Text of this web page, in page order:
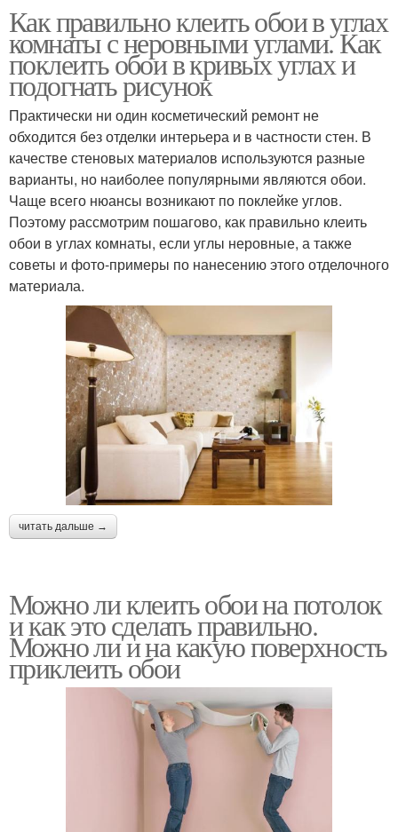
Как правильно клеить обои в углах
комнаты с неровными углами. Как
поклеить обои в кривых углах и
подогнать рисунок
Практически ни один косметический ремонт не
обходится без отделки интерьера и в частности стен. В
качестве стеновых материалов используются разные
варианты, но наиболее популярными являются обои.
Чаще всего нюансы возникают по поклейке углов.
Поэтому рассмотрим пошагово, как правильно клеить
обои в углах комнаты, если углы неровные, а также
советы и фото-примеры по нанесению этого отделочного
материала.
читать дальше →
Можно ли клеить обои на потолок
и как это сделать правильно.
Можно ли и на какую поверхность
приклеить обои